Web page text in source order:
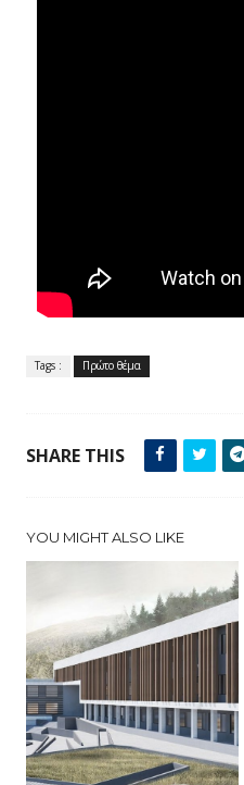
Tags : Πρώτο θέμα
SHARE THIS
YOU MIGHT ALSO LIKE